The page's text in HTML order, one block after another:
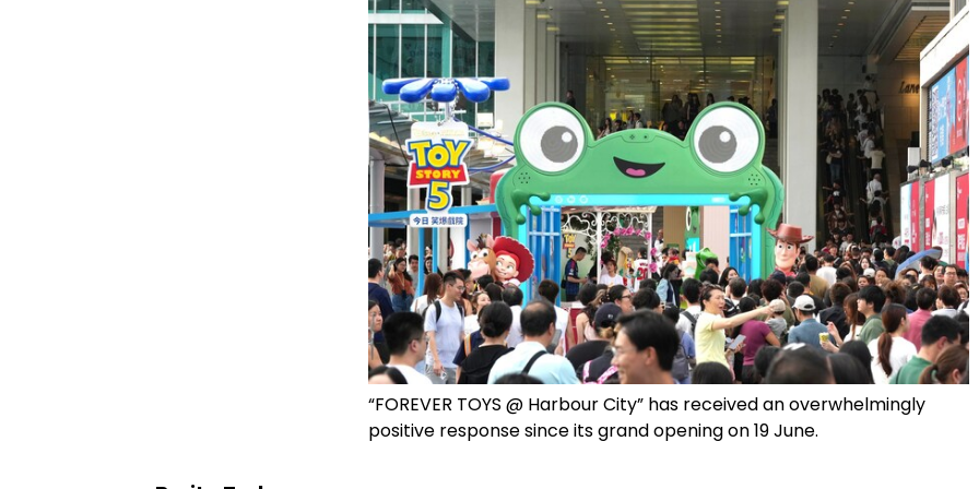
“FOREVER TOYS @ Harbour City” has received an overwhelmingly
positive response since its grand opening on 19 June.